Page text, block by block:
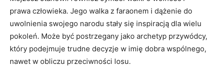
prawa człowieka. Jego walka ⁣z faraonem i dążenie do
uwolnienia swojego narodu stały się ⁤inspiracją ​dla wielu
pokoleń. Może‌ być postrzegany jako​ archetyp przywódcy,
który podejmuje ‍trudne decyzje w‍ imię dobra ⁢wspólnego,
nawet⁣ w obliczu przeciwności losu.